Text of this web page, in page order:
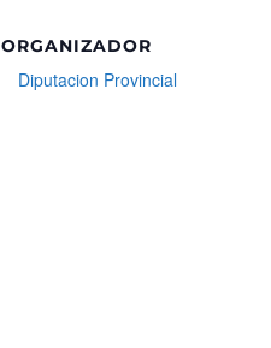
ORGANIZADOR
Diputacion Provincial